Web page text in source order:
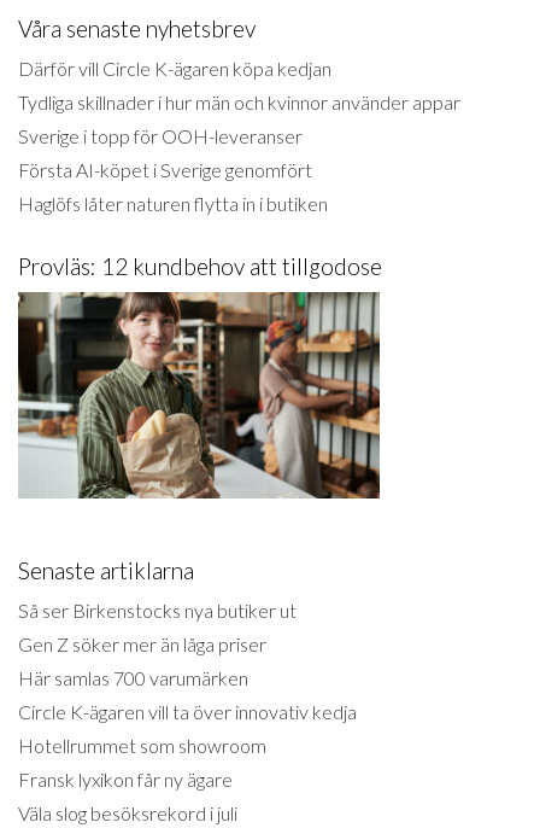
Våra senaste nyhetsbrev
Därför vill Circle K-ägaren köpa kedjan
Tydliga skillnader i hur män och kvinnor använder appar
Sverige i topp för OOH-leveranser
Första AI-köpet i Sverige genomfört
Haglöfs låter naturen flytta in i butiken
Provläs: 12 kundbehov att tillgodose
Senaste artiklarna
Så ser Birkenstocks nya butiker ut
Gen Z söker mer än låga priser
Här samlas 700 varumärken
Circle K-ägaren vill ta över innovativ kedja
Hotellrummet som showroom
Fransk lyxikon får ny ägare
Väla slog besöksrekord i juli